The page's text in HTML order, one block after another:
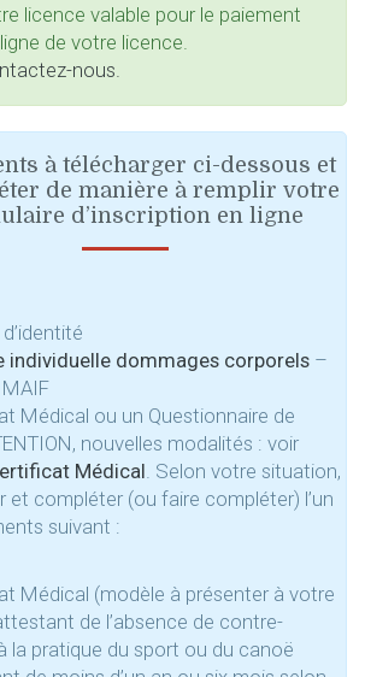
licence valable pour le paiement
de votre licence.
nous.
à télécharger ci-dessous et
de manière à remplir votre
d’inscription en ligne
individuelle dommages corporels –
Médical ou un Questionnaire de
nouvelles modalités : voir
Médical . Selon votre situation,
et compléter (ou faire compléter) l’un
suivant :
Médical (modèle à présenter à votre
de l’absence de contre-
la pratique du sport ou du canoë